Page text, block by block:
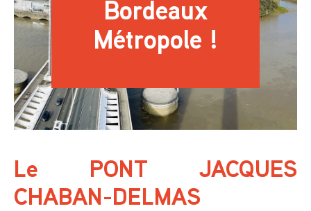
Bordeaux
Métropole !
Le PONT JACQUES
CHABAN-DELMAS